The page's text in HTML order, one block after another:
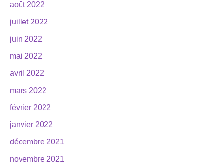
août 2022
juillet 2022
juin 2022
mai 2022
avril 2022
mars 2022
février 2022
janvier 2022
décembre 2021
novembre 2021